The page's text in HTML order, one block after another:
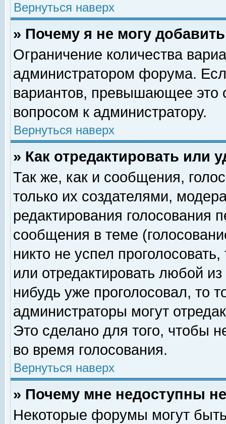
Вернуться наверх
» Почему я не могу
Ограничение количества
администратором форума.
вариантов, превышающее это
вопросом к администратору.
Вернуться наверх
» Как отредактировать или
Так же, как и сообщения,
только их создателями,
редактирования голосования
сообщения в теме
никто не успел
или отредактировать любой
нибудь уже проголосовал, то
администраторы могут
Это сделано для того, чтобы
во время голосования.
Вернуться наверх
» Почему мне недоступны
Некоторые форумы могут